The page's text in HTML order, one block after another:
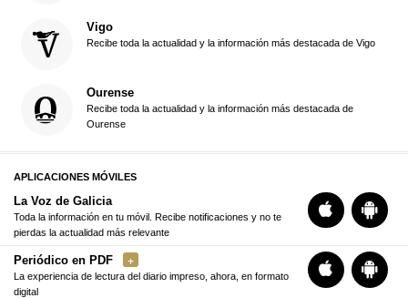
Vigo
Recibe toda la actualidad y la información más destacada de Vigo
Ourense
Recibe toda la actualidad y la información más destacada de
Ourense
APLICACIONES MÓVILES
La Voz de Galicia
Toda la información en tu móvil. Recibe notificaciones y no te
pierdas la actualidad más relevante
Periódico en PDF
La experiencia de lectura del diario impreso, ahora, en formato
digital